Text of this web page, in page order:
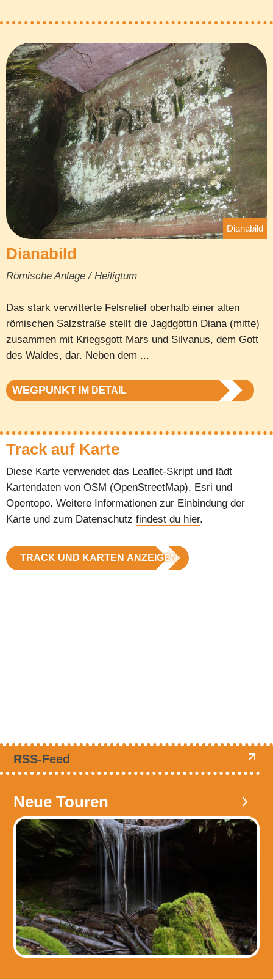
Dianabild
Dianabild
Römische Anlage / Heiligtum
Das stark verwitterte Felsrelief oberhalb einer alten
römischen Salzstraße stellt die Jagdgöttin Diana (mitte)
zusammen mit Kriegsgott Mars und Silvanus, dem Gott
des Waldes, dar. Neben dem ...
WEGPUNKT IM DETAIL
Track auf Karte
Diese Karte verwendet das Leaflet-Skript und lädt
Kartendaten von OSM (OpenStreetMap), Esri und
Opentopo. Weitere Informationen zur Einbindung der
Karte und zum Datenschutz findest du hier.
TRACK UND KARTEN ANZEIGEN
RSS-Feed
Neue Touren